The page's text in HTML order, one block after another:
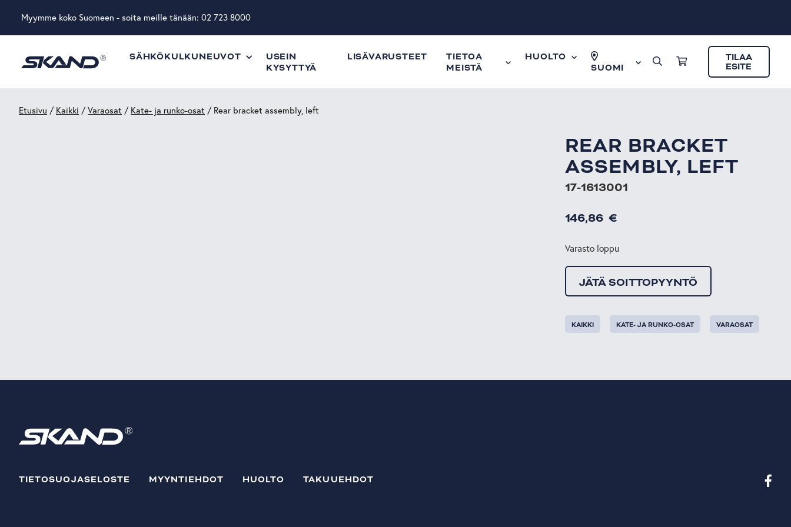
Myymme koko Suomeen - soita meille tänään: 02 723 8000
SÄHKÖKULKUNEUVOT
USEIN
KYSYTTYÄ
LISÄVARUSTEET
TIETOA
MEISTÄ
HUOLTO
SUOMI
TILAA
ESITE
Etusivu / Kaikki /Varaosat / Kate- ja runko-osat / Rear bracket assembly, left
REAR BRACKET
ASSEMBLY, LEFT
17-1613001
146,86 €
Varasto loppu
JÄTÄ SOITTOPYYNTÖ
KAIKKI KATE- JA RUNKO-OSAT VARAOSAT
TIETOSUOJASELOSTE MYYNTIEHDOT HUOLTO TAKUUEHDOT